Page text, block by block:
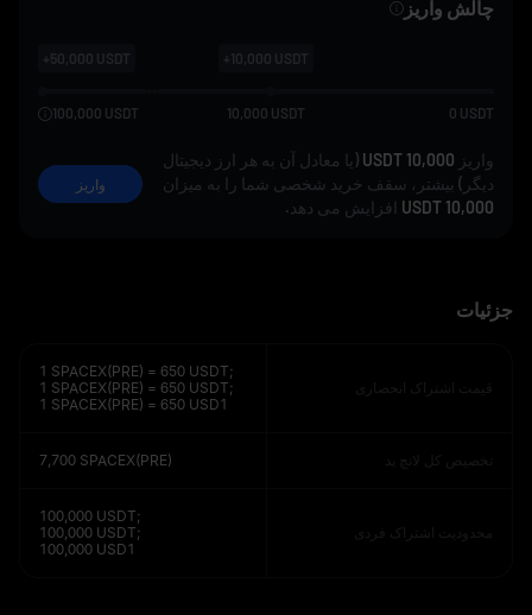
چالش واریز
0 USDT
10,000 USDT
+ 10,000 USDT
100,000 USDT
+50,000 USDT
واریز 10,000 USDT
(یا معادل آن به هر ارز دیجیتال
دیگر) بیشتر، سقف خرید شخصی شما را به میزان
10,000 USDT
افزایش می‌ دهد.
واریز
جزئیات
قیمت اشتراک انحصاری
1 SPACEX(PRE) = 650 USDT;
1 SPACEX(PRE) = 650 USDT;
1 SPACEX(PRE) = 650 USD1
تخصیص کل لانچ‌ پد 7,700 SPACEX(PRE)
محدودیت اشتراک فردی
100,000 USDT;
100,000 USDT;
100,000 USD1